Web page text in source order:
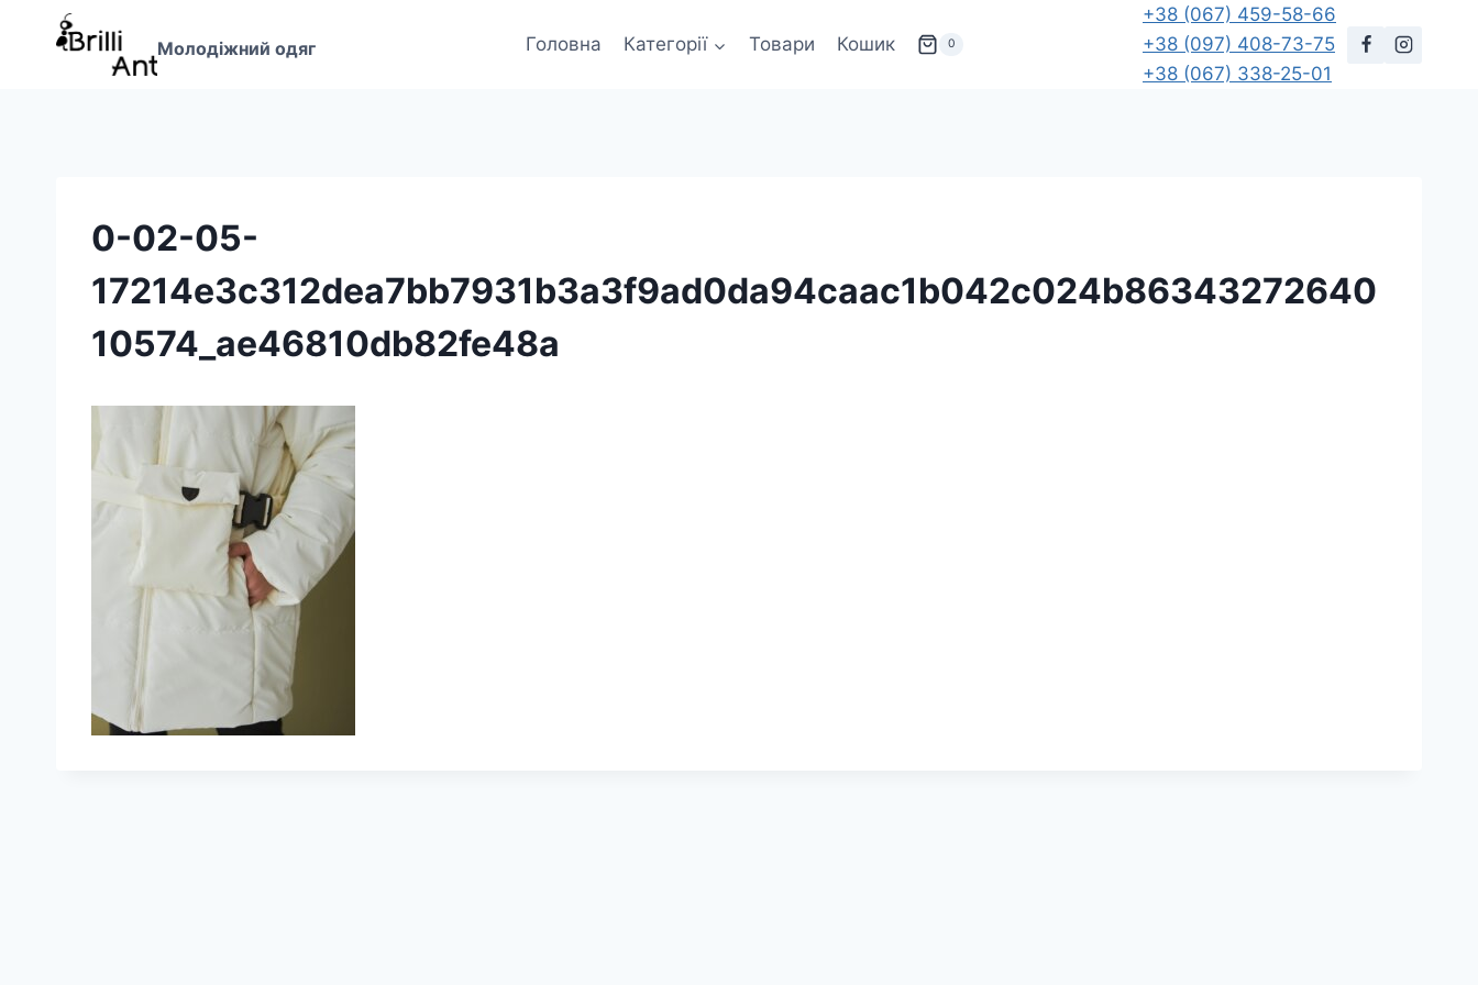
Перейти
Молодіжний одяг Головна Категорії Товари Кошик 0
+38 (067) 459-58-66
+38 (097) 408-73-75
+38 (067) 338-25-01
0-02-05-
17214e3c312dea7bb7931b3a3f9ad0da94caac1b042c024b86343272640
10574_ae46810db82fe48a